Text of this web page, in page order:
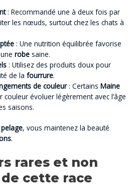
: Recommandé une à deux fois par
les nœuds, surtout chez les chats à
: Une nutrition équilibrée favorise
unerobe saine.
: Utilisez des produits doux pour
de lafourrure.
de couleur: CertainsMaine
couleur évoluer légèrement avec l’âge
saisons.
pelage, vous maintenez la beauté
.
rares et non
cette race